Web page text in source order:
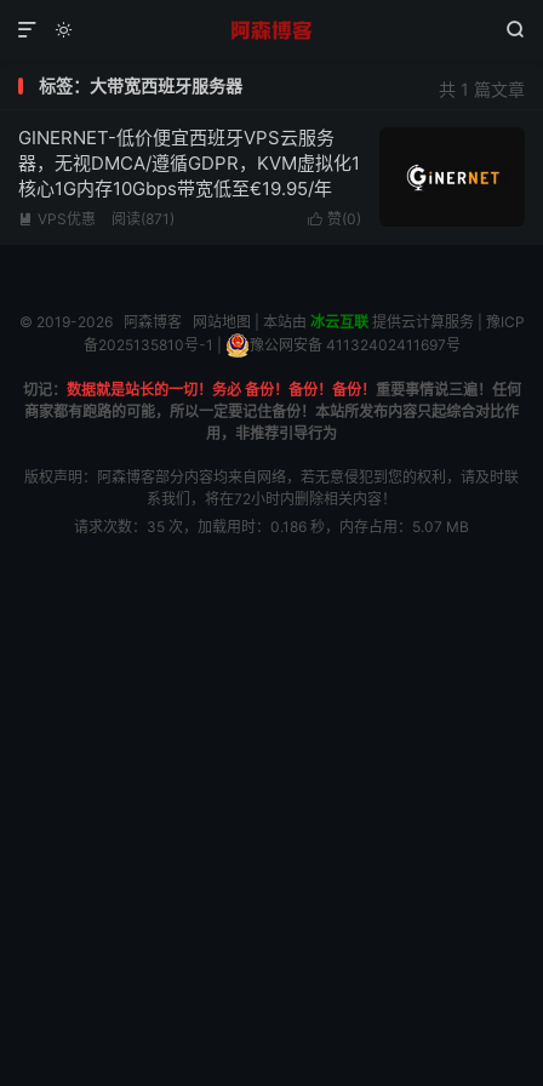
 

共 1 篇文章
标签：大带宽西班牙服务器
GINERNET-低价便宜西班牙VPS云服务
器，无视DMCA/遵循GDPR，KVM虚拟化1
核心1G内存10Gbps带宽低至€19.95/年
 赞(0)
 VPS优惠 阅读(871)
© 2019-2026 阿森博客 网站地图 | 本站由 冰云互联提供云计算服务 | 豫ICP
备2025135810号-1
豫公网安备 41132402411697号
切记： 数据就是站长的一切！务必 备份！备份！备份！ 重要事情说三遍！任何
商家都有跑路的可能，所以一定要记住备份！本站所发布内容只起综合对比作
用，非推荐引导行为
版权声明：阿森博客部分内容均来自网络，若无意侵犯到您的权利，请及时联
系我们，将在72小时内删除相关内容！
请求次数：35 次，加载用时：0.186 秒，内存占用：5.07 MB